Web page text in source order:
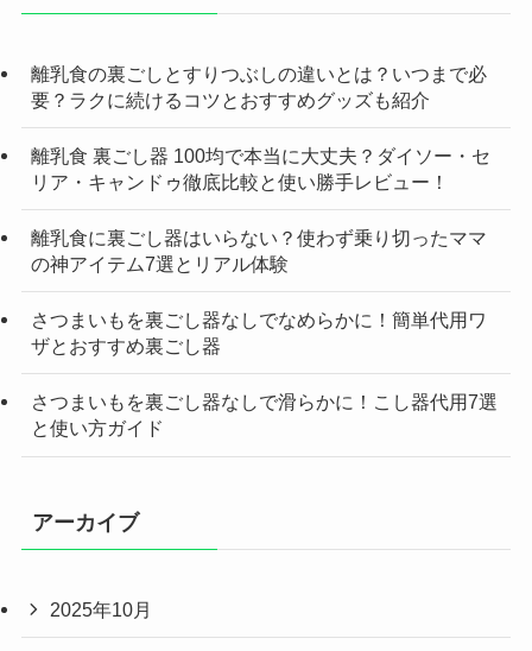
離乳食の裏ごしとすりつぶしの違いとは？いつまで必
要？ラクに続けるコツとおすすめグッズも紹介
離乳食 裏ごし器 100均で本当に大丈夫？ダイソー・セ
リア・キャンドゥ徹底比較と使い勝手レビュー！
離乳食に裏ごし器はいらない？使わず乗り切ったママ
の神アイテム7選とリアル体験
さつまいもを裏ごし器なしでなめらかに！簡単代用ワ
ザとおすすめ裏ごし器
さつまいもを裏ごし器なしで滑らかに！こし器代用7選
と使い方ガイド
アーカイブ
2025年10月